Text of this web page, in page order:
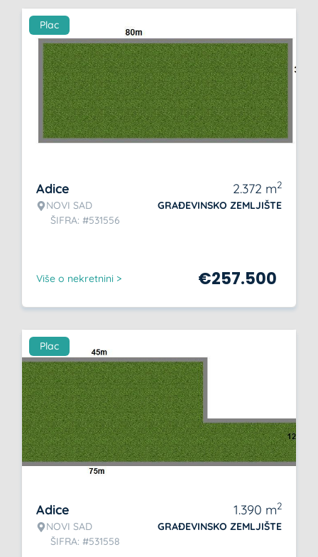
Plac
Adice
NOVI SAD
ŠIFRA: #531556
2.372 m2
GRAĐEVINSKO ZEMLJIŠTE
Više o nekretnini > €257.500
Plac
Adice
NOVI SAD
ŠIFRA: #531558
1.390 m2
GRAĐEVINSKO ZEMLJIŠTE